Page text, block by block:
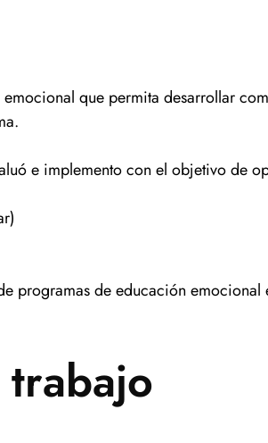
que permita desarrollar
e implemento con el objetivo de
programas de educación emocional